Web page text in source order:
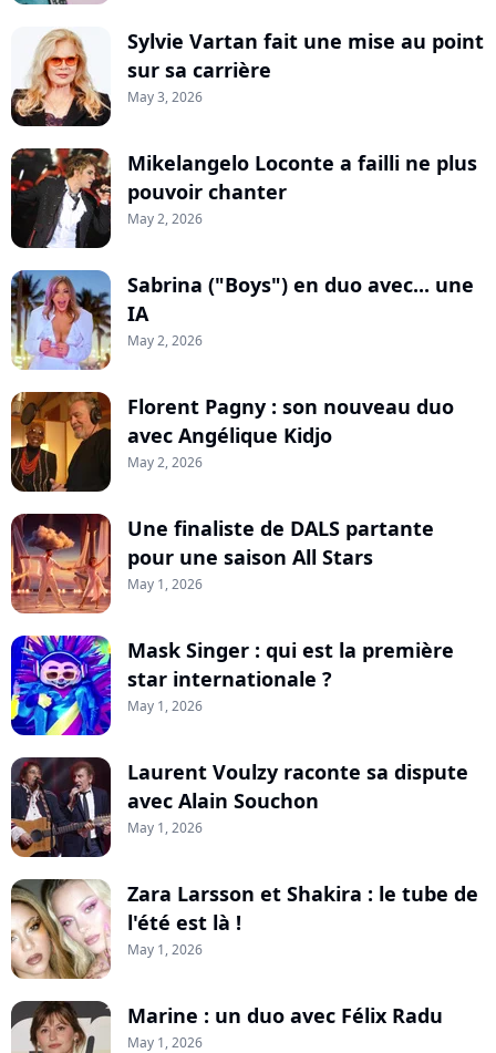
Sylvie Vartan fait une mise au point
sur sa carrière
May 3, 2026
Mikelangelo Loconte a failli ne plus
pouvoir chanter
May 2, 2026
Sabrina ("Boys") en duo avec... une
IA
May 2, 2026
Florent Pagny : son nouveau duo
avec Angélique Kidjo
May 2, 2026
Une finaliste de DALS partante
pour une saison All Stars
May 1, 2026
Mask Singer : qui est la première
star internationale ?
May 1, 2026
Laurent Voulzy raconte sa dispute
avec Alain Souchon
May 1, 2026
Zara Larsson et Shakira : le tube de
l'été est là !
May 1, 2026
Marine : un duo avec Félix Radu
May 1, 2026